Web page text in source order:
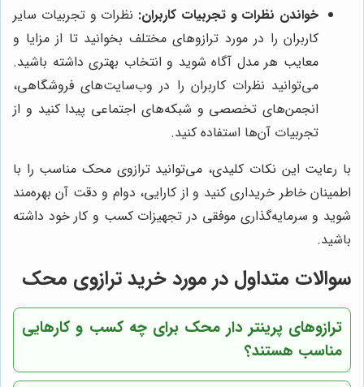
خواندن نظرات و تجربیات کاربران: نظرات و تجربیات سایر
کاربران را در مورد ترازوهای مختلف بخوانید تا از مزایا و
معایب هر مدل آگاه شوید و انتخاب بهتری داشته باشید.
می‌توانید نظرات کاربران را در وب‌سایت‌های فروشگاهی،
انجمن‌های تخصصی و شبکه‌های اجتماعی پیدا کنید و از
تجربیات آن‌ها استفاده کنید.
با رعایت این نکات کلیدی، می‌توانید ترازوی محک مناسب را با
اطمینان خاطر خریداری کنید و از کارایی، دوام و دقت آن بهره‌مند
شوید و سرمایه‌گذاری موفقی در تجهیزات کسب و کار خود داشته
باشید.
سوالات متداول در مورد خرید ترازوی محک
ترازوهای پرینتر دار محک برای چه کسب و کارهایی
مناسب هستند؟